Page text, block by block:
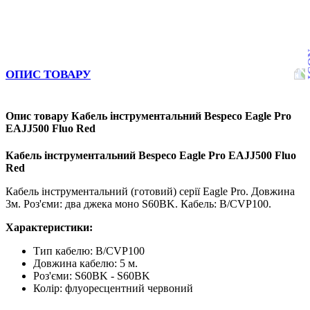
ОПИС ТОВАРУ
Опис товару Кабель інструментальний Bespeco Eagle Pro
EAJJ500 Fluo Red
Кабель інструментальний Bespeco Eagle Pro EAJJ500 Fluo
Red
Кабель інструментальний (готовий) серії Eagle Pro. Довжина
3м. Роз'єми: два джека моно S60BK. Кабель: B/CVP100.
Характеристики:
Тип кабелю: B/CVP100
Довжина кабелю: 5 м.
Роз'єми: S60BK - S60BK
Колір: флуоресцентний червоний